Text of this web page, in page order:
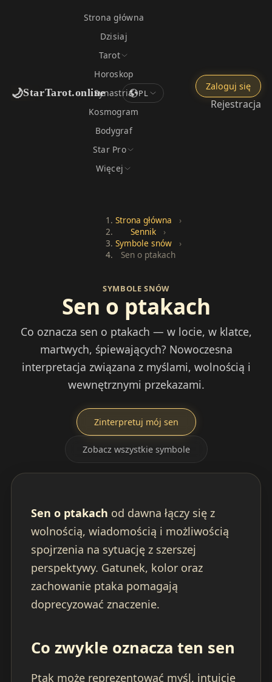
🌙StarTarot.online
Strona główna
Dzisiaj
Tarot
Horoskop
Synastria
Kosmogram
Bodygraf
Star Pro
Więcej
PL
Zaloguj się
Rejestracja
Strona główna
›
Sennik
›
Symbole snów
›
Sen o ptakach
SYMBOLE SNÓW
Sen o ptakach
Co oznacza sen o ptakach — w locie, w klatce,
martwych, śpiewających? Nowoczesna
interpretacja związana z myślami, wolnością i
wewnętrznymi przekazami.
Zinterpretuj mój sen
Zobacz wszystkie symbole
Sen o ptakach od dawna łączy się z
wolnością, wiadomością i możliwością
spojrzenia na sytuację z szerszej
perspektywy. Gatunek, kolor oraz
zachowanie ptaka pomagają
doprecyzować znaczenie.
Co zwykle oznacza ten sen
Ptak może reprezentować myśl, intuicję